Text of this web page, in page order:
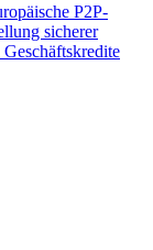
P2P-
sicherer